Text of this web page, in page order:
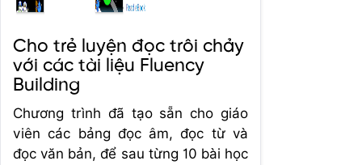
Cho trẻ luyện đọc trôi chảy
với các tài liệu Fluency
Building
Chương trình đã tạo sẵn cho giáo
viên các bảng đọc âm, đọc từ và
đọc văn bản, để sau từng 10 bài học